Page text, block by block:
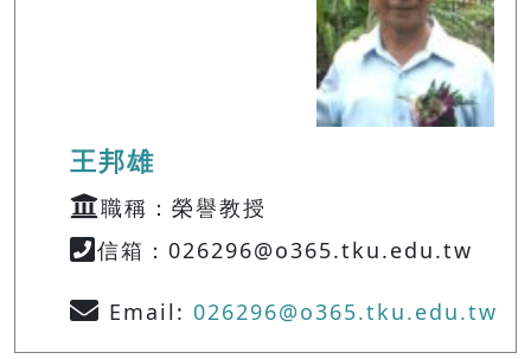
王邦雄
職稱：榮譽教授
信箱：026296@o365.tku.edu.tw
Email: 026296@o365.tku.edu.tw